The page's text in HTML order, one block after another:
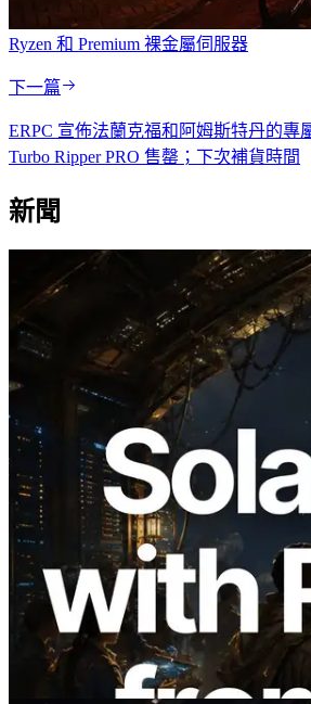
ERPC 在法蘭克福限量補貨 Solana 專屬
Ryzen 和 Premium 裸金屬伺服器
下一篇
ERPC 宣佈法蘭克福和阿姆斯特丹的專
Turbo Ripper PRO 售罄；下次補貨時間
新聞
2026.08.05
ERPC 擴展 Solana
增全球 7 個區域的 Ping
Validators Information